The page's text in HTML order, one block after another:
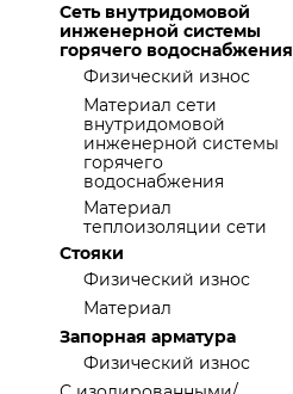
Сеть внутридомовой
инженерной системы
горячего водоснабжения
Физический износ
Материал сети
внутридомовой
инженерной системы
горячего
водоснабжения
Материал
теплоизоляции сети
Стояки
Физический износ
Материал
Запорная арматура
Физический износ